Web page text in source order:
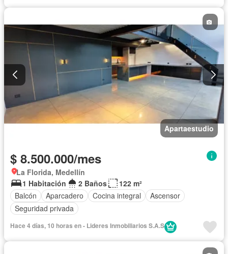
Apartaestudio
$ 8.500.000/mes
La Florida, Medellín
1 Habitación
2 Baños
122 m²
Balcón
Aparcadero Cocina integral
Ascensor
Seguridad privada
Hace 4 días, 10 horas en - Lideres Inmobiliarios S.A.S